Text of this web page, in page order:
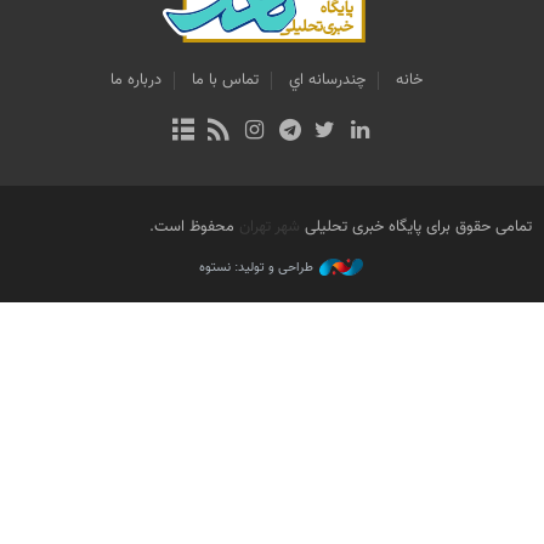
خانه چندرسانه اي تماس با ما درباره ما
تمامی حقوق برای پایگاه خبری تحلیلی شهر تهران محفوظ است.
طراحی و تولید: نستوه